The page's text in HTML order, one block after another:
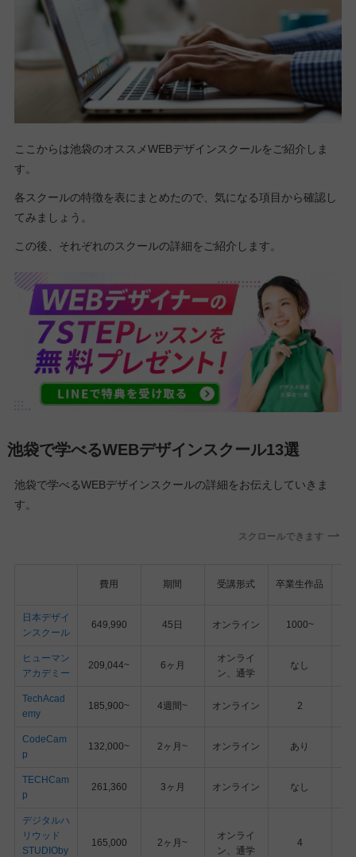
ここからは池袋のオススメWEBデザインスクールをご紹介しま
す。
各スクールの特徴を表にまとめたので、気になる項目から確認し
てみましょう。
この後、それぞれのスクールの詳細をご紹介します。
池袋で学べるWEBデザインスクール13選
池袋で学べるWEBデザインスクールの詳細をお伝えしていきま
す。
スクロールできます
費用 期間 受講形式 卒業生作品
日本デザイ
ンスクール
649,990 45日 オンライン 1000~
ヒューマン
アカデミー
209,044~ 6ヶ月
オンライ
ン、通学
なし
TechAcad
emy
185,900~ 4週間~ オンライン 2
CodeCam
p
132,000~ 2ヶ月~ オンライン あり
TECHCam
p
261,360 3ヶ月 オンライン なし
デジタルハ
リウッド
STUDIOby
165,000 2ヶ月~
オンライ
ン、通学
4